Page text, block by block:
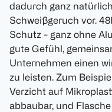
dadurch ganz
Schweißgeruch vor.
Schutz - ganz ohne
gute Gefühl,
Unternehmen einen
zu leisten. Zum
Verzicht auf
abbaubar, und